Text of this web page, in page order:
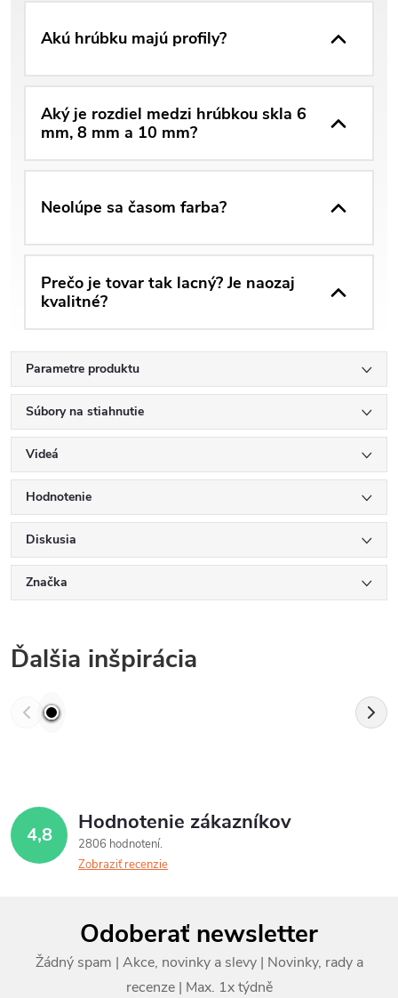
Akú hrúbku majú profily?
Aký je rozdiel medzi hrúbkou skla 6
mm, 8 mm a 10 mm?
Neolúpe sa časom farba?
Prečo je tovar tak lacný? Je naozaj
kvalitné?
Parametre produktu
Súbory na stiahnutie
Videá
Hodnotenie
Diskusia
Značka
Ďalšia inšpirácia
4,8 Hodnotenie zákazníkov
2806 hodnotení
Zobraziť recenzie
Odoberať newsletter